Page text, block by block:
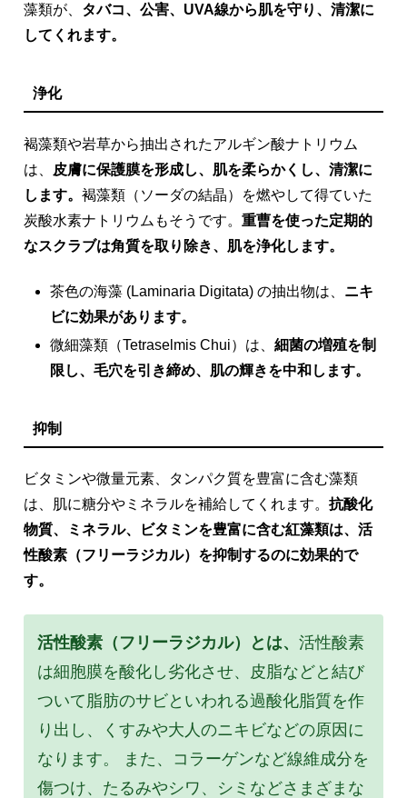
藻類が、 タバコ、公害、UVA線から肌を守り、清潔に
してくれます。
浄化
褐藻類や岩草から抽出されたアルギン酸ナトリウム
は、
皮膚に保護膜を形成し、肌を柔らかくし、清潔に
します。 褐藻類（ソーダの結晶）を燃やして得ていた
炭酸水素ナトリウムもそうです。 重曹を使った定期的
なスクラブは角質を取り除き、肌を浄化します。
茶色の海藻 (Laminaria Digitata) の抽出物は、 ニキ
ビに効果があります。
微細藻類（Tetraselmis Chui）は、細菌の増殖を制
限し、毛穴を引き締め、肌の輝きを中和します。
抑制
ビタミンや微量元素、タンパク質を豊富に含む藻類
は、肌に糖分やミネラルを補給してくれます。 抗酸化
物質、ミネラル、ビタミンを豊富に含む紅藻類は、活
性酸素（フリーラジカル）を抑制するのに効果的で
す。
活性酸素（フリーラジカル）とは、 活性酸素
は細胞膜を酸化し劣化させ、皮脂などと結び
ついて脂肪のサビといわれる過酸化脂質を作
り出し、くすみや大人のニキビなどの原因に
なります。 また、コラーゲンなど線維成分を
傷つけ、たるみやシワ、シミなどさまざまな